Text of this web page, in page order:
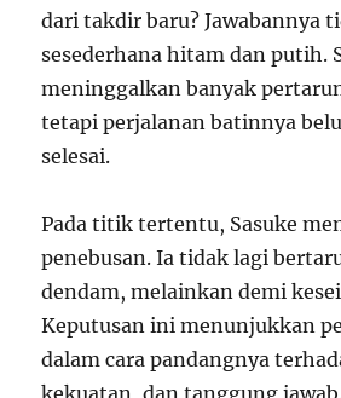
dari takdir baru? Jawabannya
sesederhana hitam dan putih.
meninggalkan banyak
tetapi perjalanan batinnya
selesai.
Pada titik tertentu, Sasuke
penebusan. Ia tidak lagi
dendam, melainkan demi
Keputusan ini menunjukkan
dalam cara pandangnya
kekuatan, dan tanggung